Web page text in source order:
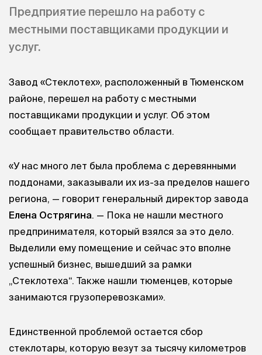
Предприятие перешло на работу с
местными поставщиками продукции и
услуг.
Завод «Стеклотех», расположенный в Тюменском
районе, перешел на работу с местными
поставщиками продукции и услуг. Об этом
сообщает правительство области.
«У нас много лет была проблема с деревянными
поддонами, заказывали их из-за пределов нашего
региона, — говорит генеральный директор завода
Елена Острягина. — Пока не нашли местного
предпринимателя, который взялся за это дело.
Выделили ему помещение и сейчас это вполне
успешный бизнес, вышедший за рамки
„Стеклотеха“. Также нашли тюменцев, которые
занимаются грузоперевозками».
Единственной проблемой остается сбор
стеклотары, которую везут за тысячу километров